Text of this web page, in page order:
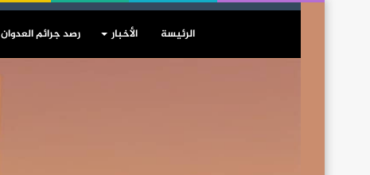
الرئيسة الأخبار رصد جرائم العدوان